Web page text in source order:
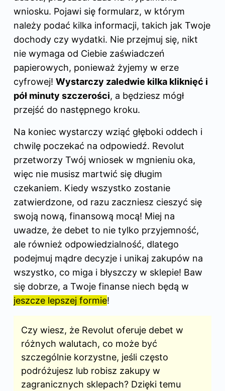
wniosku. Pojawi się formularz, w którym
należy podać kilka informacji, takich jak Twoje
dochody czy wydatki. Nie przejmuj się, nikt
nie wymaga od Ciebie zaświadczeń
papierowych, ponieważ żyjemy w erze
cyfrowej! Wystarczy zaledwie kilka kliknięć i
pół minuty szczerości, a będziesz mógł
przejść do następnego kroku.
Na koniec wystarczy wziąć głęboki oddech i
chwilę poczekać na odpowiedź. Revolut
przetworzy Twój wniosek w mgnieniu oka,
więc nie musisz martwić się długim
czekaniem. Kiedy wszystko zostanie
zatwierdzone, od razu zaczniesz cieszyć się
swoją nową, finansową mocą! Miej na
uwadze, że debet to nie tylko przyjemność,
ale również odpowiedzialność, dlatego
podejmuj mądre decyzje i unikaj zakupów na
wszystko, co miga i błyszczy w sklepie! Baw
się dobrze, a Twoje finanse niech będą w
jeszcze lepszej formie!
Czy wiesz, że Revolut oferuje debet w
różnych walutach, co może być
szczególnie korzystne, jeśli często
podróżujesz lub robisz zakupy w
zagranicznych sklepach? Dzięki temu